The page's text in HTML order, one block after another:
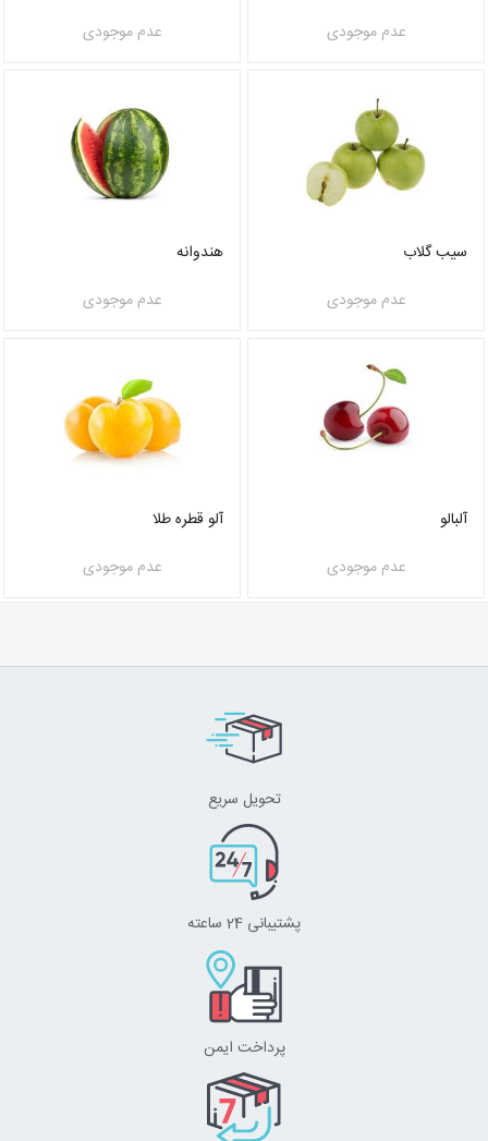
عدم موجودی
عدم موجودی
سیب گلاب
عدم موجودی
هندوانه
عدم موجودی
آلبالو
عدم موجودی
آلو قطره طلا
عدم موجودی
تحویل سریع
پشتیبانی 24 ساعته
پرداخت ایمن